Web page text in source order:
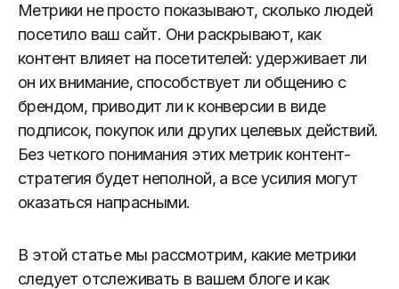
Метрики не просто показывают, сколько людей
посетило ваш сайт. Они раскрывают, как
контент влияет на посетителей: удерживает ли
он их внимание, способствует ли общению с
брендом, приводит ли к конверсии в виде
подписок, покупок или других целевых действий.
Без четкого понимания этих метрик контент-
стратегия будет неполной, а все усилия могут
оказаться напрасными.
В этой статье мы рассмотрим, какие метрики
следует отслеживать в вашем блоге и как